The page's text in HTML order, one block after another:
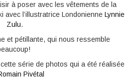
à poser avec les vêtements de la
avec l’illustratrice Londonienne Lynnie
Zulu.
et pétillante, qui nous ressemble
série de photos qui a été réalisée
Pivétal